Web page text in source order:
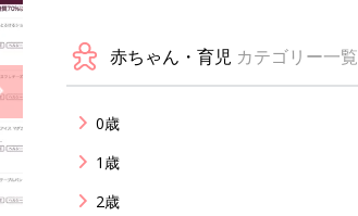
赤ちゃん・育児 カテゴリー一覧
0歳
1歳
2歳